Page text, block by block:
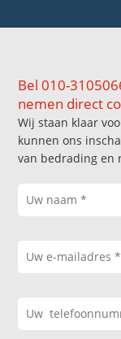
Bel 010-
nemen direct
Wij staan klaar
kunnen ons
van bedrading en